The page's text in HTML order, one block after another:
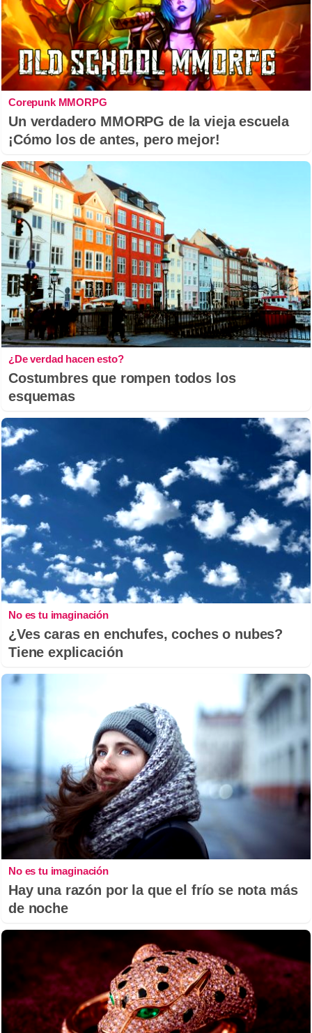
Corepunk MMORPG
Un verdadero MMORPG de la vieja escuela
¡Cómo los de antes, pero mejor!
¿De verdad hacen esto?
Costumbres que rompen todos los
esquemas
No es tu imaginación
¿Ves caras en enchufes, coches o nubes?
Tiene explicación
No es tu imaginación
Hay una razón por la que el frío se nota más
de noche